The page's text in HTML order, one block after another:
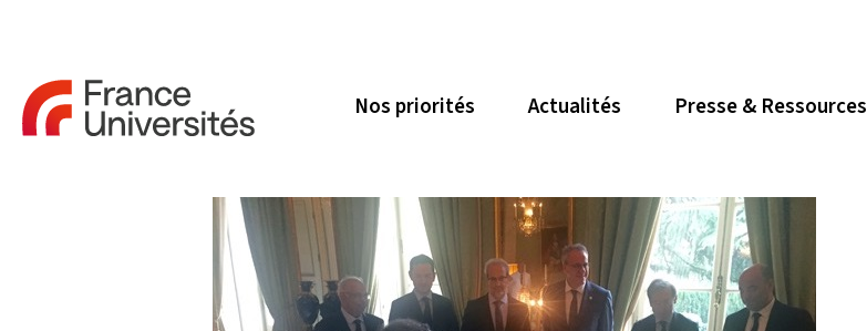
Nos priorités Actualités Presse & Ressources